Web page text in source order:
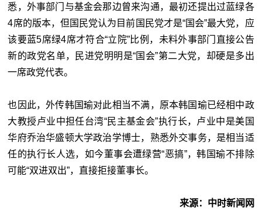
悉，外事部门与基金会那边曾来沟通，最初还提出过蓝绿各
4席的版本，但国民党认为目前国民党才是“国会”最大党，应
该要蓝5席绿4席才符合“立院”比例，未料外事部门直接公告
新的政党名单，民进党明明是“国会”第二大党，却硬是多出
一席政党代表。
也因此，外传韩国瑜对此相当不满，原本韩国瑜已经相中政
大教授卢业中担任台湾“民主基金会”执行长，卢业中是美国
华府乔治华盛顿大学政治学博士，熟悉外交事务，是相当适
任的执行长人选，如今董事会遭绿营“恶搞”，韩国瑜不排除
可能“双进双出”，直接拒接董事长。
来源：中时新闻网